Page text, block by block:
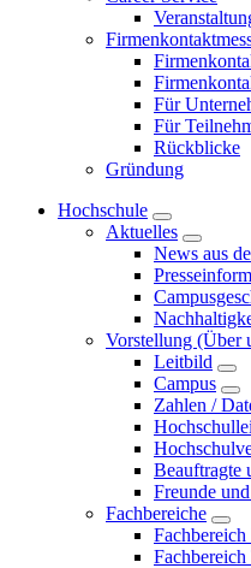
Für
Für
Rückblicke
Gründung
Hochschule
Aktuelles
News aus
Vorstellung (Über
Leitbild
Campus
Zahlen /
Beauftragte
Freunde
Fachbereiche